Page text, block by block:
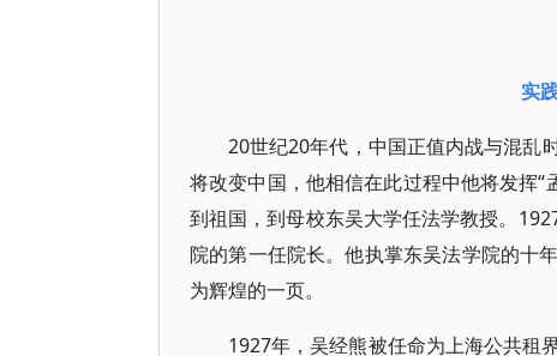
实
20世纪20年代，中国正值内战与混乱
将改变中国，他相信在此过程中他将发挥
到祖国，到母校东吴大学任法学教授。
院的第一任院长。他执掌东吴法学院的十
为辉煌的一页。
1927年，吴经熊被任命为上海公共租